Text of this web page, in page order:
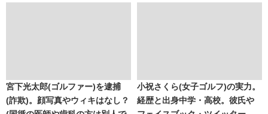
宮下光太郎(ゴルファー)を逮捕
(詐欺)。顔写真やウィキはなし？
小祝さくら(女子ゴルフ)の実力。
経歴と出身中学・高校。彼氏や